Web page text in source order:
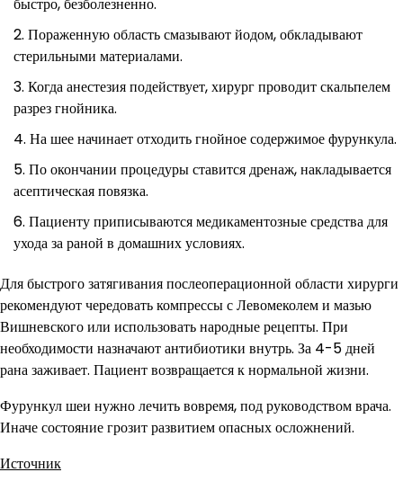
быстро, безболезненно.
Пораженную область смазывают йодом, обкладывают
стерильными материалами.
Когда анестезия подействует, хирург проводит скальпелем
разрез гнойника.
На шее начинает отходить гнойное содержимое фурункула.
По окончании процедуры ставится дренаж, накладывается
асептическая повязка.
Пациенту приписываются медикаментозные средства для
ухода за раной в домашних условиях.
Для быстрого затягивания послеоперационной области хирурги
рекомендуют чередовать компрессы с Левомеколем и мазью
Вишневского или использовать народные рецепты. При
необходимости назначают антибиотики внутрь. За 4-5 дней
рана заживает. Пациент возвращается к нормальной жизни.
Фурункул шеи нужно лечить вовремя, под руководством врача.
Иначе состояние грозит развитием опасных осложнений.
Источник